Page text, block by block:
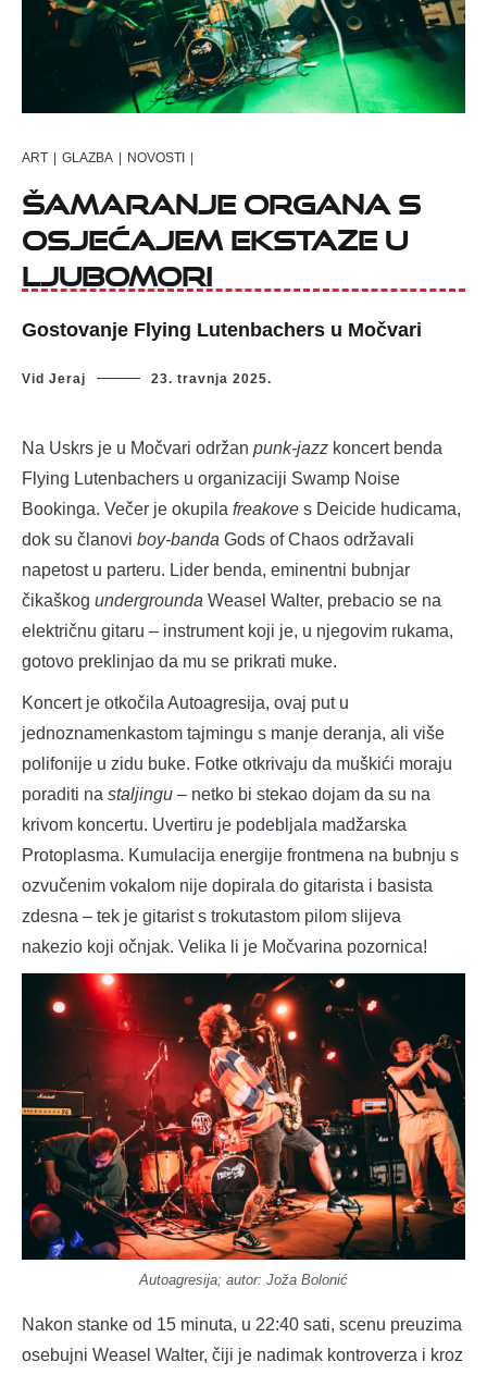
ART | GLAZBA | NOVOSTI |
Šamaranje organa s
osjećajem ekstaze u
ljubomori
Gostovanje Flying Lutenbachers u Močvari
Vid Jeraj 23. travnja 2025.
Na Uskrs je u Močvari održan punk-jazz koncert benda
Flying Lutenbachers u organizaciji Swamp Noise
Bookinga. Večer je okupila freakove s Deicide hudicama,
dok su članovi boy-banda Gods of Chaos održavali
napetost u parteru. Lider benda, eminentni bubnjar
čikaškog undergrounda Weasel Walter, prebacio se na
električnu gitaru – instrument koji je, u njegovim rukama,
gotovo preklinjao da mu se prikrati muke.
Koncert je otkočila Autoagresija, ovaj put u
jednoznamenkastom tajmingu s manje deranja, ali više
polifonije u zidu buke. Fotke otkrivaju da muškići moraju
poraditi na staljingu – netko bi stekao dojam da su na
krivom koncertu. Uvertiru je podebljala madžarska
Protoplasma. Kumulacija energije frontmena na bubnju s
ozvučenim vokalom nije dopirala do gitarista i basista
zdesna – tek je gitarist s trokutastom pilom slijeva
nakezio koji očnjak. Velika li je Močvarina pozornica!
Autoagresija; autor: Joža Bolonić
Nakon stanke od 15 minuta, u 22:40 sati, scenu preuzima
osebujni Weasel Walter, čiji je nadimak kontroverza i kroz